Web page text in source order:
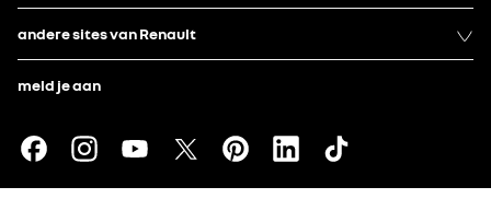
andere sites van Renault
meld je aan